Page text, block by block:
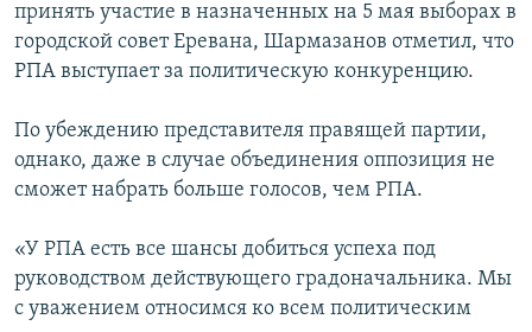
принять участие в назначенных на 5 мая выборах в
городской совет Еревана, Шармазанов отметил, что
РПА выступает за политическую конкуренцию.
По убеждению представителя правящей партии,
однако, даже в случае объединения оппозиция не
сможет набрать больше голосов, чем РПА.
«У РПА есть все шансы добиться успеха под
руководством действующего градоначальника. Мы
с уважением относимся ко всем политическим